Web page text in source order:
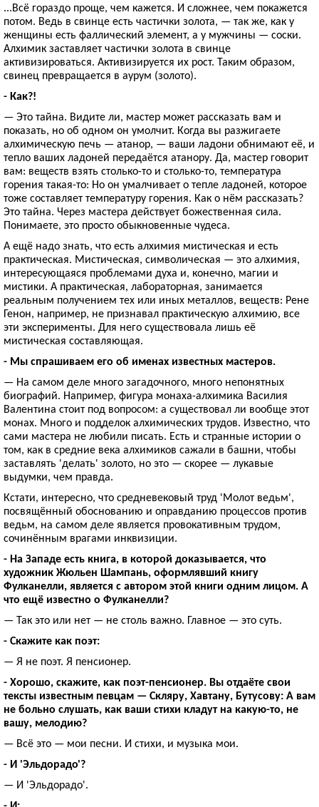
...Всё гораздо проще, чем кажется. И сложнее, чем покажется
потом. Ведь в свинце есть частички золота, — так же, как у
женщины есть фаллический элемент, а у мужчины — соски.
Алхимик заставляет частички золота в свинце
активизироваться. Активизируется их рост. Таким образом,
свинец превращается в аурум (золото).
- Как?!
— Это тайна. Видите ли, мастер может рассказать вам и
показать, но об одном он умолчит. Когда вы разжигаете
алхимическую печь — атанор, — ваши ладони обнимают её, и
тепло ваших ладоней передаётся атанору. Да, мастер говорит
вам: веществ взять столько-то и столько-то, температура
горения такая-то: Но он умалчивает о тепле ладоней, которое
тоже составляет температуру горения. Как о нём рассказать?
Это тайна. Через мастера действует божественная сила.
Понимаете, это просто обыкновенные чудеса.
А ещё надо знать, что есть алхимия мистическая и есть
практическая. Мистическая, символическая — это алхимия,
интересующаяся проблемами духа и, конечно, магии и
мистики. А практическая, лабораторная, занимается
реальным получением тех или иных металлов, веществ: Рене
Генон, например, не признавал практическую алхимию, все
эти эксперименты. Для него существовала лишь её
мистическая составляющая.
- Мы спрашиваем его об именах известных мастеров.
— На самом деле много загадочного, много непонятных
биографий. Например, фигура монаха-алхимика Василия
Валентина стоит под вопросом: а существовал ли вообще этот
монах. Много и подделок алхимических трудов. Известно, что
сами мастера не любили писать. Есть и странные истории о
том, как в средние века алхимиков сажали в башни, чтобы
заставлять 'делать' золото, но это — скорее — лукавые
выдумки, чем правда.
Кстати, интересно, что средневековый труд 'Молот ведьм',
посвящённый обоснованию и оправданию процессов против
ведьм, на самом деле является провокативным трудом,
сочинённым врагами инквизиции.
- На Западе есть книга, в которой доказывается, что
художник Жюльен Шампань, оформлявший книгу
Фулканелли, является с автором этой книги одним лицом. А
что ещё известно о Фулканелли?
— Так это или нет — не столь важно. Главное — это суть.
- Скажите как поэт:
— Я не поэт. Я пенсионер.
- Хорошо, скажите, как поэт-пенсионер. Вы отдаёте свои
тексты известным певцам — Скляру, Хавтану, Бутусову: А вам
не больно слушать, как ваши стихи кладут на какую-то, не
вашу, мелодию?
— Всё это — мои песни. И стихи, и музыка мои.
- И 'Эльдорадо'?
— И 'Эльдорадо'.